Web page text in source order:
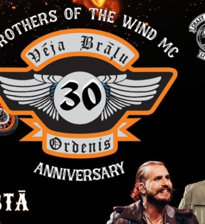
Gulbenes novads, uz aploksnes norādot “Vārds, Uzvārds.
nomai Pogas ezerā 2026. gadā,”
interesenti var iepazīties:
Valsts un pašvaldības vienotajā klientu apkalpošanas
pašvaldības tīmekļa vietnēhttp://gulbene.lvsadaļā
lv/izsolu-katalogs)
tiesību nomas pašpatēriņa zvejai Pogas ezerā slēgtās